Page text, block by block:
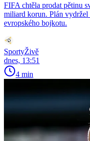
FIFA chtěla prodat pětinu
miliard korun. Plán
evropského bojkotu.
SportyŽivě
dnes, 13:51
4 min